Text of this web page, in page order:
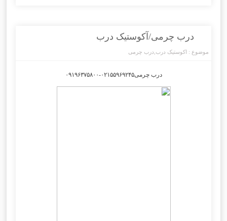
درب چرمی/آکوستیک درب
موضوع : اکوستیک درب درب چرمی
درب چرمی۰۲۱۵۵۹۶۹۲۴۵-۰۹۱۹۶۳۷۵۸۰۰